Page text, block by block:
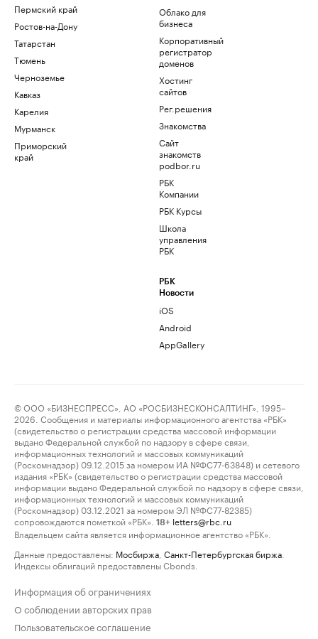
Пермский край
Ростов-на-Дону
Татарстан
Тюмень
Черноземье
Кавказ
Карелия
Мурманск
Приморский
край
Облако для
бизнеса
Корпоративный
регистратор
доменов
Хостинг
сайтов
Рег.решения
Знакомства
Сайт
знакомств
podbor.ru
РБК
Компании
РБК Курсы
Школа
управления
РБК
РБК
Новости
iOS
Android
AppGallery
© ООО «БИЗНЕСПРЕСС», АО «РОСБИЗНЕСКОНСАЛТИНГ», 1995–
2026. Сообщения и материалы информационного агентства «РБК»
(свидетельство о регистрации средства массовой информации
выдано Федеральной службой по надзору в сфере связи,
информационных технологий и массовых коммуникаций
(Роскомнадзор) 09.12.2015 за номером ИА №ФС77-63848) и сетевого
издания «РБК» (свидетельство о регистрации средства массовой
информации выдано Федеральной службой по надзору в сфере связи,
информационных технологий и массовых коммуникаций
(Роскомнадзор) 03.12.2021 за номером ЭЛ №ФС77-82385)
сопровождаются пометкой «РБК».
18+ letters@rbc.ru
Владельцем сайта является информационное агентство «РБК».
Данные предоставлены: Мосбиржа Санкт-Петербургская биржа
Индексы облигаций предоставлены Cbonds.
Информация об ограничениях
О соблюдении авторских прав
Пользовательское соглашение